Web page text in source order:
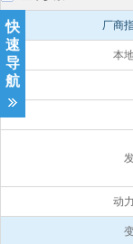
厂商
本
动
快
速
导
航